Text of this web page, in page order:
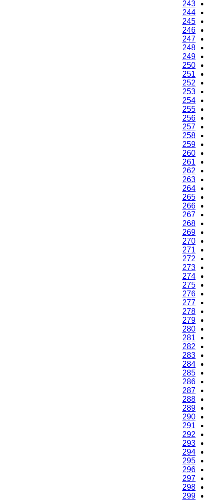
243
244
245
246
247
248
249
250
251
252
253
254
255
256
257
258
259
260
261
262
263
264
265
266
267
268
269
270
271
272
273
274
275
276
277
278
279
280
281
282
283
284
285
286
287
288
289
290
291
292
293
294
295
296
297
298
299